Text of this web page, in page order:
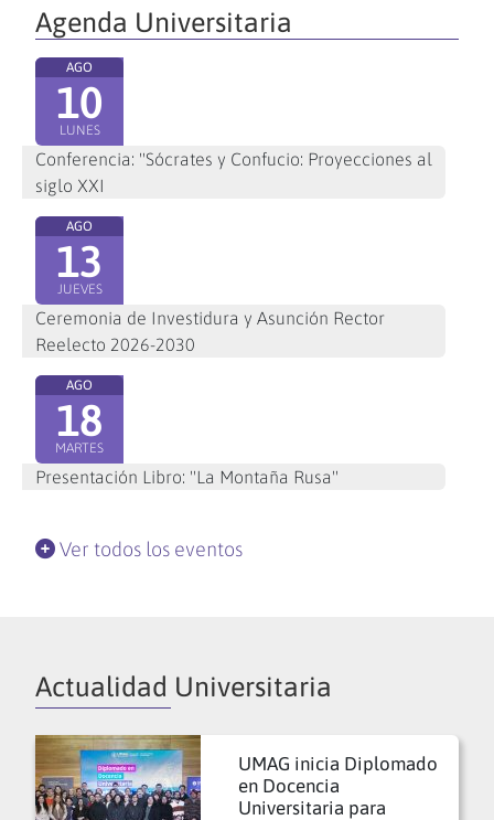
Agenda Universitaria
AGO
10
LUNES
Conferencia: "Sócrates y Confucio: Proyecciones al
siglo XXI
AGO
13
JUEVES
Ceremonia de Investidura y Asunción Rector
Reelecto 2026-2030
AGO
18
MARTES
Presentación Libro: "La Montaña Rusa"
Ver todos los eventos
Actualidad Universitaria
UMAG inicia Diplomado
en Docencia
Universitaria para